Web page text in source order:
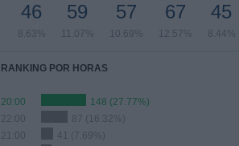
46
8.63%
59
11.07%
57
10.69%
67
12.57%
45
8.44%
RANKING POR HORAS
20:00
148 (27.77%)
22:00
87 (16.32%)
21:00
41 (7.69%)